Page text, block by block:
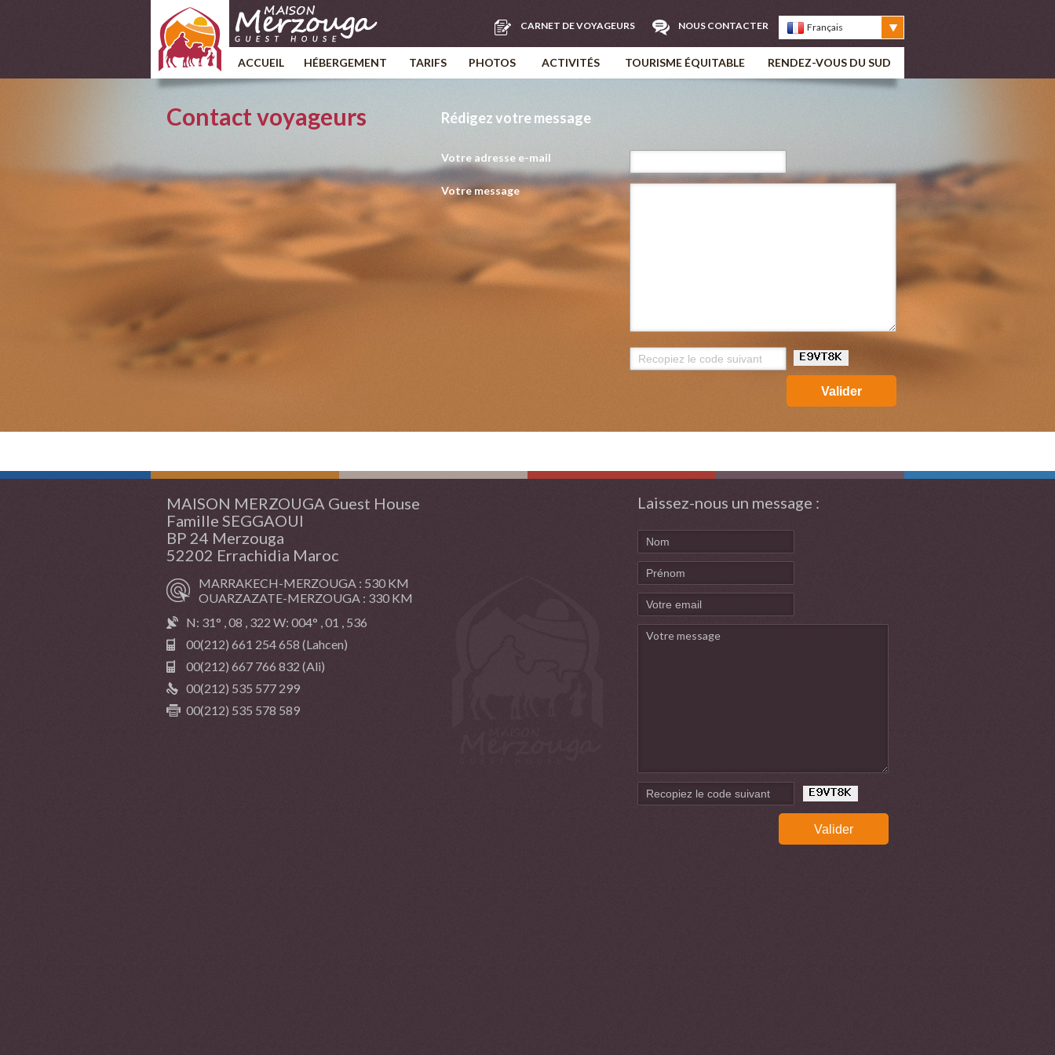
CARNET DE VOYAGEURS NOUS CONTACTER Français
ACCUEIL HÉBERGEMENT TARIFS PHOTOS ACTIVITÉS TOURISME ÉQUITABLE RENDEZ-VOUS DU SUD
Contact voyageurs Rédigez votre message
Votre adresse e-mail
Votre message
Valider
MAISON MERZOUGA Guest House
Famille SEGGAOUI
BP 24 Merzouga
52202 Errachidia Maroc
MARRAKECH-MERZOUGA : 530 KM
OUARZAZATE-MERZOUGA : 330 KM
N: 31° , 08 , 322 W: 004° , 01 , 536
00(212) 661 254 658 (Lahcen)
00(212) 667 766 832 (Ali)
00(212) 535 577 299
00(212) 535 578 589
Laissez-nous un message :
Valider